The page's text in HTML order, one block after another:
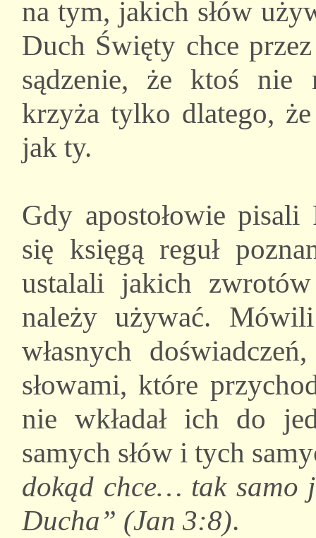
na tym, jakich słów
Duch Święty chce
sądzenie, że ktoś nie
krzyża tylko dlatego,
jak ty.
Gdy apostołowie
się księgą reguł
ustalali jakich
należy używać.
własnych
słowami, które
nie wkładał ich do
samych słów i tych
dokąd chce… tak samo
Ducha” (Jan 3:8).